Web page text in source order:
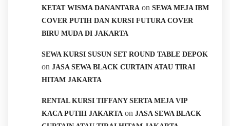
KETAT WISMA DANANTARA on SEWA MEJA IBM
COVER PUTIH DAN KURSI FUTURA COVER
BIRU MUDA DI JAKARTA
SEWA KURSI SUSUN SET ROUND TABLE DEPOK
on JASA SEWA BLACK CURTAIN ATAU TIRAI
HITAM JAKARTA
RENTAL KURSI TIFFANY SERTA MEJA VIP
KACA PUTIH JAKARTA on JASA SEWA BLACK